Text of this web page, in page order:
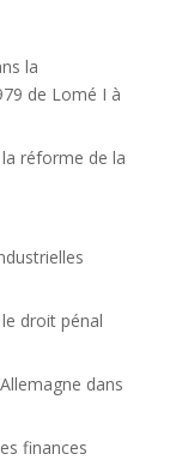
la
de Lomé I à
la réforme de la
droit pénal
dans
finances